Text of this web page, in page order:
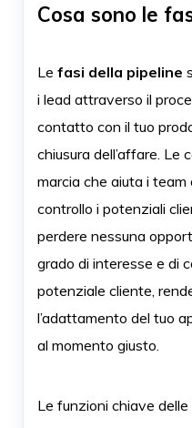
Cosa sono le
Le fasi della pipeline
i lead attraverso il
contatto con il tuo
chiusura dell’affare. Le
marcia che aiuta i
controllo i potenziali
perdere nessuna
grado di interesse e di
potenziale cliente,
l’adattamento del tuo
al momento giusto.
Le funzioni chiave